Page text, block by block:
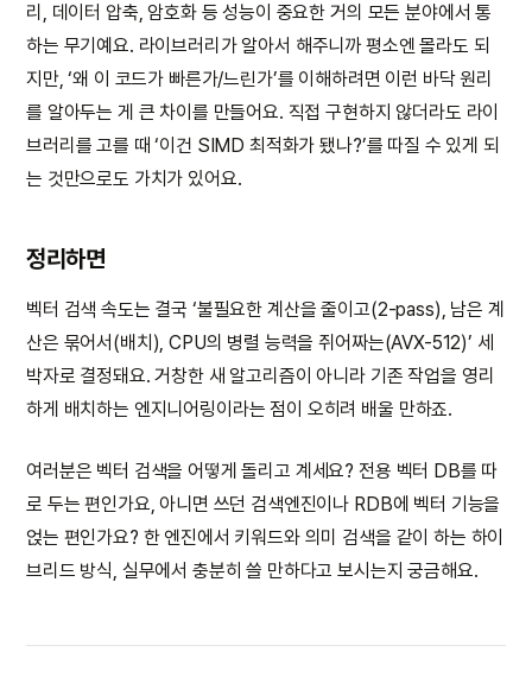
리, 데이터 압축, 암호화 등 성능이 중요한 거의 모든 분야에서 통
하는 무기예요. 라이브러리가 알아서 해주니까 평소엔 몰라도 되
지만, ‘왜 이 코드가 빠른가/느린가’를 이해하려면 이런 바닥 원리
를 알아두는 게 큰 차이를 만들어요. 직접 구현하지 않더라도 라이
브러리를 고를 때 ‘이건 SIMD 최적화가 됐나?’를 따질 수 있게 되
는 것만으로도 가치가 있어요.
정리하면
벡터 검색 속도는 결국 ‘불필요한 계산을 줄이고(2-pass), 남은 계
산은 묶어서(배치), CPU의 병렬 능력을 쥐어짜는(AVX-512)’ 세
박자로 결정돼요. 거창한 새 알고리즘이 아니라 기존 작업을 영리
하게 배치하는 엔지니어링이라는 점이 오히려 배울 만하죠.
여러분은 벡터 검색을 어떻게 돌리고 계세요? 전용 벡터 DB를 따
로 두는 편인가요, 아니면 쓰던 검색엔진이나 RDB에 벡터 기능을
얹는 편인가요? 한 엔진에서 키워드와 의미 검색을 같이 하는 하이
브리드 방식, 실무에서 충분히 쓸 만하다고 보시는지 궁금해요.